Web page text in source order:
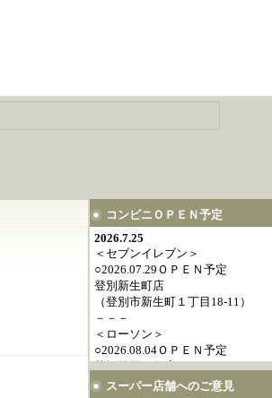
コンビニＯＰＥＮ予定
スーパー店舗へのご意見